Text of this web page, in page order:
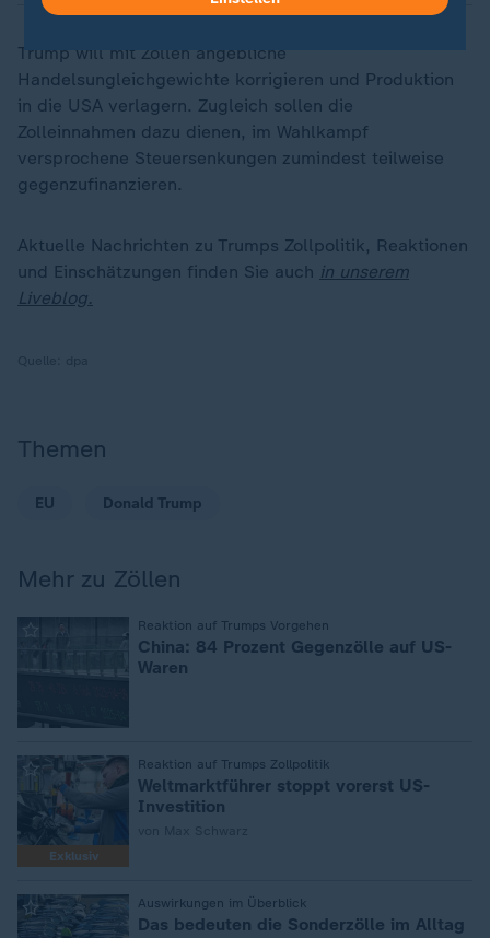
Trump will mit Zöllen angebliche
Handelsungleichgewichte korrigieren und Produktion
in die USA verlagern. Zugleich sollen die
Zolleinnahmen dazu dienen, im Wahlkampf
versprochene Steuersenkungen zumindest teilweise
gegenzufinanzieren.
Aktuelle Nachrichten zu Trumps Zollpolitik, Reaktionen
und Einschätzungen finden Sie auch in unserem
Liveblog.
Themen
EU Donald Trump
Mehr zu Zöllen
Reaktion auf Trumps Vorgehen
China: 84 Prozent Gegenzölle auf US-
Waren
Exklusiv
Reaktion auf Trumps Zollpolitik
Weltmarktführer stoppt vorerst US-
Investition
Auswirkungen im Überblick
Das bedeuten die Sonderzölle im Alltag